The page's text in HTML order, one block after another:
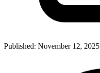
Published: November 12, 2025